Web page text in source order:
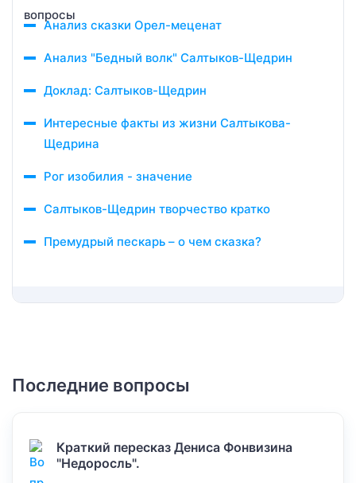
Анализ сказки Орел-меценат
Анализ "Бедный волк" Салтыков-Щедрин
Доклад: Салтыков-Щедрин
Интересные факты из жизни Салтыкова-
Щедрина
Рог изобилия - значение
Салтыков-Щедрин творчество кратко
Премудрый пескарь – о чем сказка?
Последние вопросы
Краткий пересказ Дениса Фонвизина
"Недоросль".